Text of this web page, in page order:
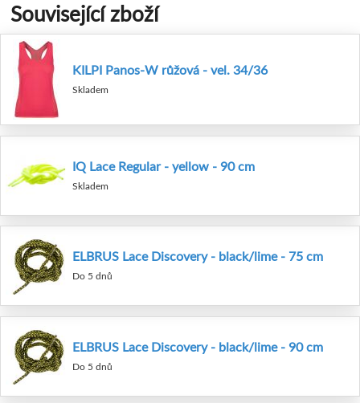
Související zboží
KILPI Panos-W růžová - vel. 34/36
Skladem
IQ Lace Regular - yellow - 90 cm
Skladem
ELBRUS Lace Discovery - black/lime - 75 cm
Do 5 dnů
ELBRUS Lace Discovery - black/lime - 90 cm
Do 5 dnů